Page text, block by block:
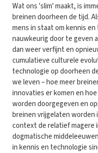
Wat ons 'slim' maakt, is
breinen doorheen de tijd.
mens in staat om kennis
nauwkeurig door te geven
dan weer verfijnt en
cumulatieve culturele
technologie op doorheen
we leven – hoe meer
innovaties er komen en
worden doorgegeven en
breinen vrijgelaten worden
context de relatief
dogmatische
in kennis en technologie